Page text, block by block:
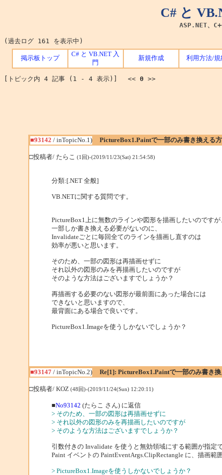
C# と
ASP.NET、
(過去ログ 161 を表示中)
掲示板トップ
C# と VB.NET 入
門
新規作成 利用方法/規
[トピック内 4 記事 (1 - 4 表示)] << 0 >>
■93142 / inTopicNo.1) PictureBox1.Paintで一部のみ書き換える
□投稿者/ たらこ (1回)-(2019/11/23(Sat) 21:54:58)
分類:[.NET 全般]
VB.NETに関する質問です。
PictureBox1上に無数のラインや図形を描画したいのですが
一部しか書き換える必要がないのに、
Invalidateごとに毎回全てのラインを描画し直すのは
効率が悪いと思います。
そのため、一部の図形は再描画せずに
それ以外の図形のみを再描画したいのですが
そのような方法はございますでしょうか？
再描画する必要のない図形が最前面にあった場合には
できないと思いますので、
最背面にある場合で良いです。
PictureBox1.Imageを使うしかないでしょうか？
■93147/ inTopicNo.2) Re[1]: PictureBox1.Paintで一部のみ書き
□投稿者/ KOZ (48回)-(2019/11/24(Sun) 12:20:11)
■No93142 (たらこ さん) に返信
> そのため、一部の図形は再描画せずに
> それ以外の図形のみを再描画したいのですが
> そのような方法はございますでしょうか？
引数付きの Invalidate を使うと無効領域にする範囲が指定
Paint イベントの PaintEventArgs.ClipRectangle に、描画
> PictureBox1.Imageを使うしかないでしょうか？